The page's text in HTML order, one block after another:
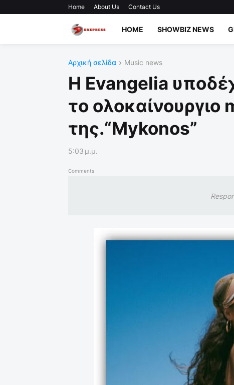
Home About Us Contact Us
HOME SHOWBIZ NEWS
Αρχική σελίδα Music news
Η Evangelia
το ολοκαίνουργιο
της.“Mykonos”
5:03 μ.μ.
Comments